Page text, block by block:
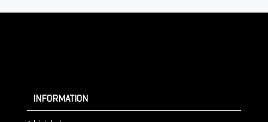
INFORMATION